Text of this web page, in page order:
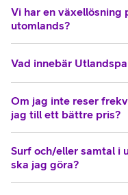
Vi har en växellösning
utomlands?
Vad innebär
Om jag inte reser
jag till ett bättre pris?
Surf och/eller samtal i
ska jag göra?